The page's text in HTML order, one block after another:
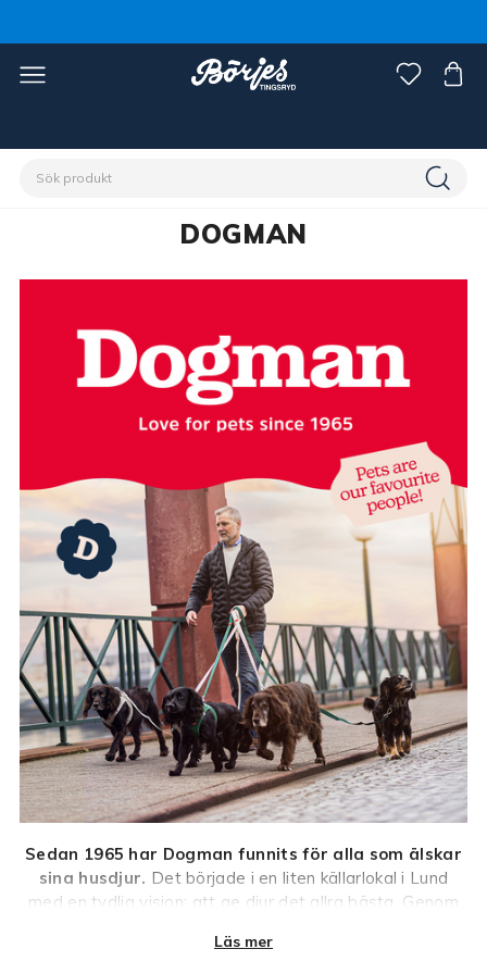
DOGMAN
Sedan 1965 har Dogman funnits för alla som älskar
sina husdjur. Det började i en liten källarlokal i Lund
med en tydlig vision: att ge djur det allra bästa. Genom
Med omtanke, kvalitet och trygghet som ledstjärnor
Läs mer